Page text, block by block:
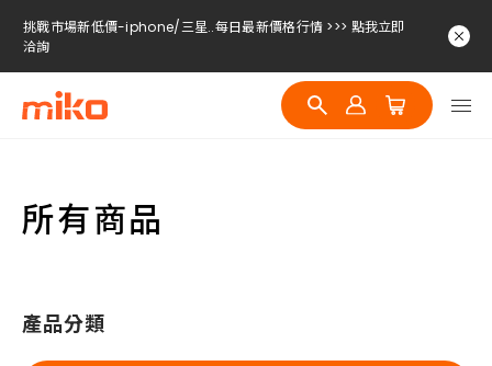
挑戰市場新低價-iphone/三星..每日最新價格行情 >>> 點我立即
洽詢
挑戰市場新低價-iphone/三星..每日最新價格行情 >>> 點我立即
洽詢
挑戰市場新低價-iphone/三星..每日最新價格行情 >>> 點我立即
所有商品
產品分類